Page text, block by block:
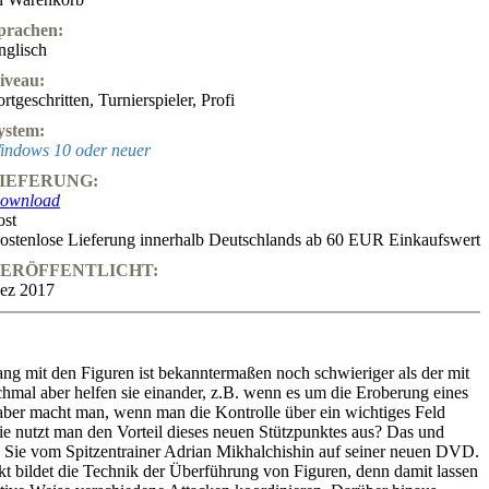
, Turnierspieler, Profi
10 oder neuer
Lieferung innerhalb Deutschlands ab 60 EUR Einkaufswert
2017
mit den Figuren ist bekanntermaßen noch schwieriger als der mit
aber helfen sie einander, z.B. wenn es um die Eroberung eines
macht man, wenn man die Kontrolle über ein wichtiges Feld
nutzt man den Vorteil dieses neuen Stützpunktes aus? Das und
Sie vom Spitzentrainer Adrian Mikhalchishin auf seiner neuen DVD.
bildet die Technik der Überführung von Figuren, denn damit lassen